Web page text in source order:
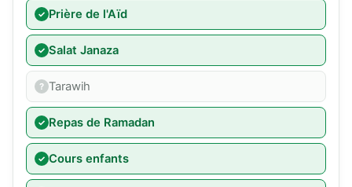
Prière de l'Aïd
Salat Janaza
Tarawih
Repas de Ramadan
Cours enfants